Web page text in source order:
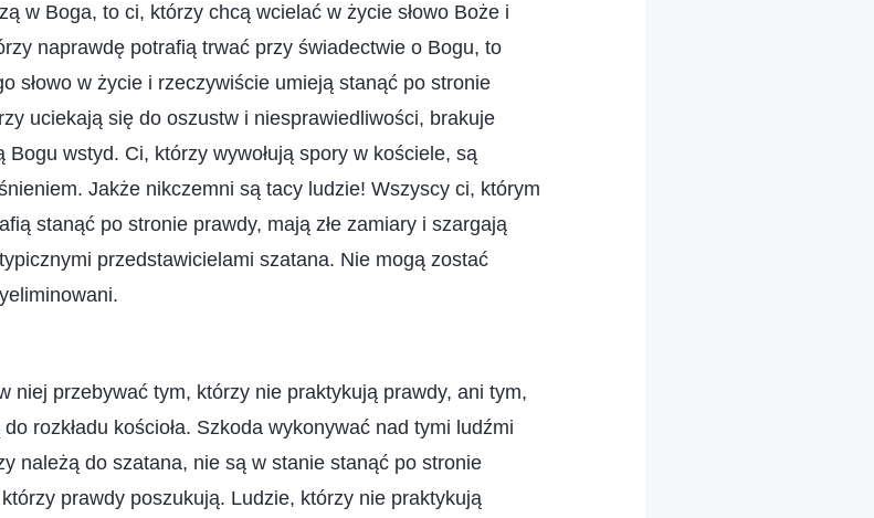
w Boga, to ci, którzy chcą wcielać w życie słowo Boże i
naprawdę potrafią trwać przy świadectwie o Bogu, to
słowo w życie i rzeczywiście umieją stanąć po stronie
uciekają się do oszustw i niesprawiedliwości, brakuje
wstyd. Ci, którzy wywołują spory w kościele, są
Jakże nikczemni są tacy ludzie! Wszyscy ci, którym
stanąć po stronie prawdy, mają złe zamiary i szargają
przedstawicielami szatana. Nie mogą zostać
niej przebywać tym, którzy nie praktykują prawdy, ani tym,
rozkładu kościoła. Szkoda wykonywać nad tymi ludźmi
należą do szatana, nie są w stanie stanąć po stronie
prawdy poszukują. Ludzie, którzy nie praktykują